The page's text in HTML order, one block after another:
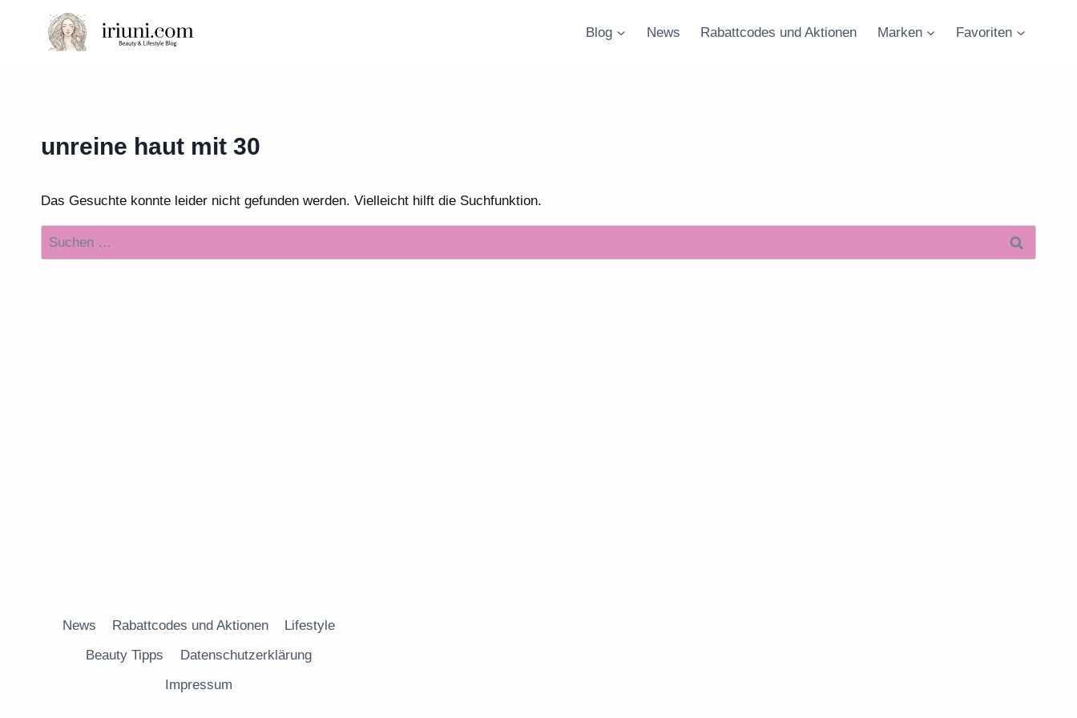
springen
Blog News Rabattcodes und Aktionen Marken Favoriten
unreine haut mit 30
Das Gesuchte konnte leider nicht gefunden werden. Vielleicht hilft die Suchfunktion.
Suchen
nach:
News Rabattcodes und Aktionen
Lifestyle
Beauty Tipps
Datenschutzerklärung
Impressum